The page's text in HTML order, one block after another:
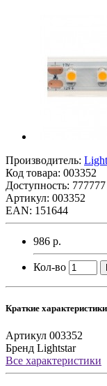
Производитель:
Код товара: 003352
Доступность: 777777
Артикул: 003352
EAN: 151644
986 р.
Кол-во
Краткие характеристики
Артикул 003352
Бренд Lightstar
Все характеристики